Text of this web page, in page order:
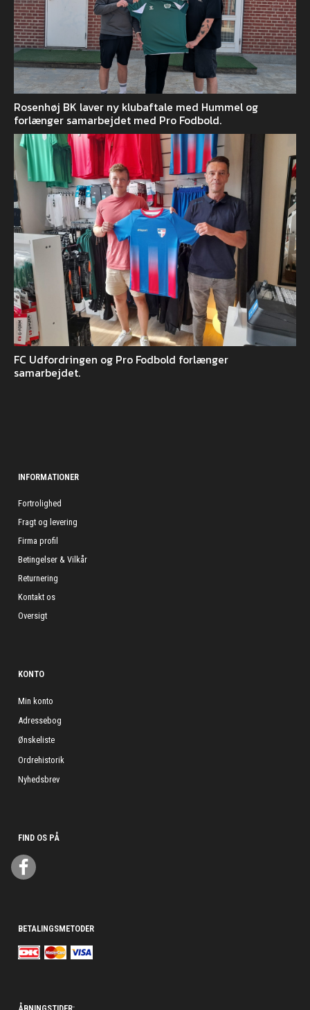
Rosenhøj BK laver ny klubaftale med Hummel og
forlænger samarbejdet med Pro Fodbold.
FC Udfordringen og Pro Fodbold forlænger
samarbejdet.
INFORMATIONER
Fortrolighed
Fragt og levering
Firma profil
Betingelser & Vilkår
Returnering
Kontakt os
Oversigt
KONTO
Min konto
Adressebog
Ønskeliste
Ordrehistorik
Nyhedsbrev
FIND OS PÅ
BETALINGSMETODER